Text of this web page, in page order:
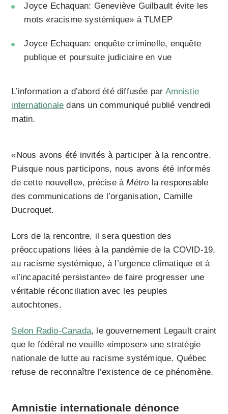
Joyce Echaquan: Geneviève Guilbault évite les
mots «racisme systémique» à TLMEP
Joyce Echaquan: enquête criminelle, enquête
publique et poursuite judiciaire en vue
L’information a d’abord été diffusée par Amnistie
internationale dans un communiqué publié vendredi
matin.
«Nous avons été invités à participer à la rencontre.
Puisque nous participons, nous avons été informés
de cette nouvelle», précise àMétro la responsable
des communications de l’organisation, Camille
Ducroquet.
Lors de la rencontre, il sera question des
préoccupations liées à la pandémie de la COVID-19,
au racisme systémique, à l’urgence climatique et à
«l’incapacité persistante» de faire progresser une
véritable réconciliation avec les peuples
autochtones.
Selon Radio-Canada, le gouvernement Legault craint
que le fédéral ne veuille «imposer» une stratégie
nationale de lutte au racisme systémique. Québec
refuse de reconnaître l’existence de ce phénomène.
Amnistie internationale dénonce